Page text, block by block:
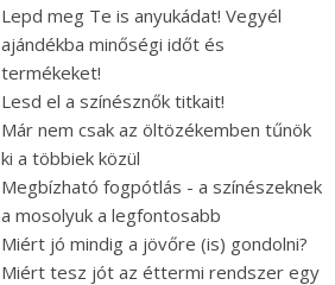
Lepd meg Te is anyukádat! Vegyél
ajándékba minőségi időt és
termékeket!
Lesd el a színésznők titkait!
Már nem csak az öltözékemben tűnök
ki a többiek közül
Megbízható fogpótlás - a színészeknek
a mosolyuk a legfontosabb
Miért jó mindig a jövőre (is) gondolni?
Miért tesz jót az éttermi rendszer egy